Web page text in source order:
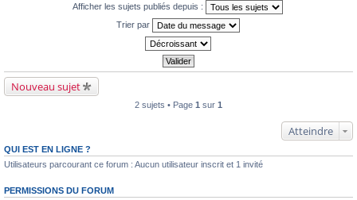
Afficher les sujets publiés depuis :
Trier par
Nouveau sujet
2 sujets • Page 1 sur 1
Atteindre
QUI EST EN LIGNE ?
Utilisateurs parcourant ce forum : Aucun utilisateur inscrit et 1 invité
PERMISSIONS DU FORUM